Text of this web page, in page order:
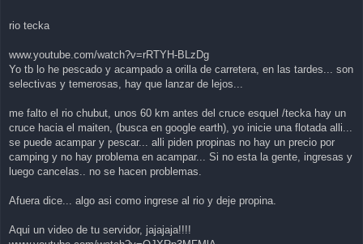
rio tecka
www.youtube.com/watch?v=rRTYH-BLzDg
Yo tb lo he pescado y acampado a orilla de carretera, en las tardes... son
selectivas y temerosas, hay que lanzar de lejos...
me falto el rio chubut, unos 60 km antes del cruce esquel /tecka hay un
cruce hacia el maiten, (busca en google earth), yo inicie una flotada alli...
se puede acampar y pescar... alli piden propinas no hay un precio por
camping y no hay problema en acampar... Si no esta la gente, ingresas y
luego cancelas.. no se hacen problemas.
Afuera dice... algo asi como ingrese al rio y deje propina.
Aqui un video de tu servidor, jajajaja!!!!